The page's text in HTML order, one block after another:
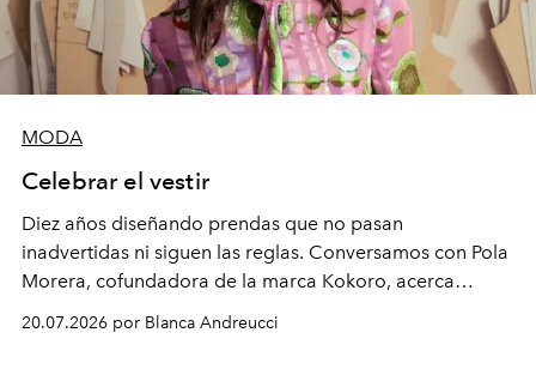
MODA
Celebrar el vestir
Diez años diseñando prendas que no pasan
inadvertidas ni siguen las reglas. Conversamos con Pola
Morera, cofundadora de la marca Kokoro, acerca
de disfrutar la moda, atreverse a usar colores y
experimentar con la ropa.
20.07.2026 por Blanca Andreucci